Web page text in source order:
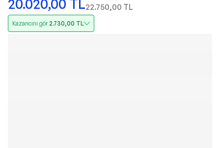
20.020,00 TL22.750,00 TL
Kazancını gör2.730,00 TL